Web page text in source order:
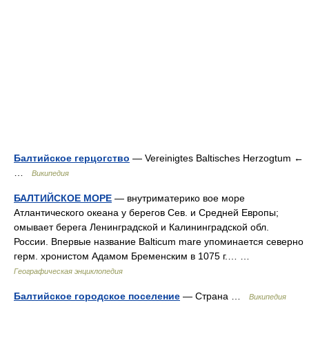
Балтийское герцогство — Vereinigtes Baltisches Herzogtum ←
Википедия
БАЛТИЙСКОЕ МОРЕ — внутриматерико вое море
Атлантического океана у берегов Сев. и Средней Европы;
омывает берега Ленинградской и Калининградской обл.
России. Впервые название Balticum mare упоминается северно
герм. хронистом Адамом Бременским в 1075 г.… …
Географическая энциклопедия
Балтийское городское поселение — Страна … Википедия